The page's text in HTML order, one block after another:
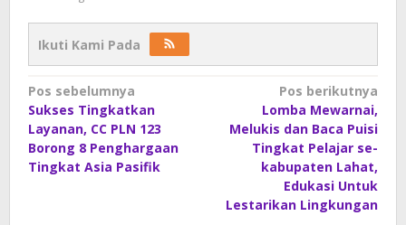
Ikuti Kami Pada
Navigasi
pos
Pos sebelumnya
Sukses Tingkatkan
Layanan, CC PLN 123
Borong 8 Penghargaan
Tingkat Asia Pasifik
Pos berikutnya
Lomba Mewarnai,
Melukis dan Baca Puisi
Tingkat Pelajar se-
kabupaten Lahat,
Edukasi Untuk
Lestarikan Lingkungan